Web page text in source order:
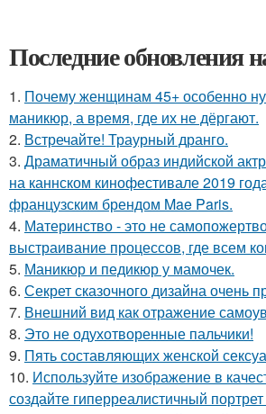
Последние обновления
1. Почему женщинам 45+ особенно
маникюр, а время, где их не дёргают.
2. Встречайте! Траурный дранго.
3. Драматичный образ индийской
на каннском кинофестивале 2019
французским брендом Mae Paris.
4. Материнство - это не
выстраивание процессов, где всем
5. Маникюр и педикюр у мамочек.
6. Секрет сказочного дизайна очень
7. Внешний вид как отражение
8. Это не одухотворенные пальчики!
9. Пять составляющих женской
10. Используйте изображение в
создайте гиперреалистичный